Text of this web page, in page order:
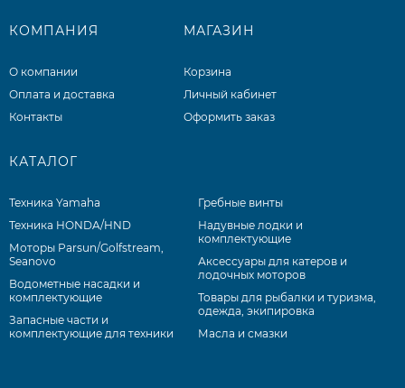
КОМПАНИЯ
О компании
Оплата и доставка
Контакты
МАГАЗИН
Корзина
Личный кабинет
Оформить заказ
КАТАЛОГ
Техника Yamaha
Техника HONDA/HND
Моторы Parsun/Golfstream,
Seanovo
Водометные насадки и
комплектующие
Запасные части и
комплектующие для техники
Гребные винты
Надувные лодки и
комплектующие
Аксессуары для катеров и
лодочных моторов
Товары для рыбалки и туризма,
одежда, экипировка
Масла и смазки